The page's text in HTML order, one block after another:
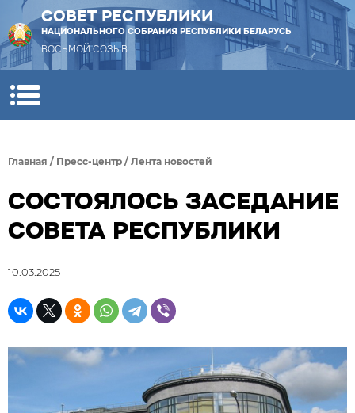
СОВЕТ РЕСПУБЛИКИ
НАЦИОНАЛЬНОГО СОБРАНИЯ РЕСПУБЛИКИ БЕЛАРУСЬ
ВОСЬМОЙ СОЗЫВ
Главная / Пресс-центр / Лента новостей
СОСТОЯЛОСЬ ЗАСЕДАНИЕ
СОВЕТА РЕСПУБЛИКИ
10.03.2025